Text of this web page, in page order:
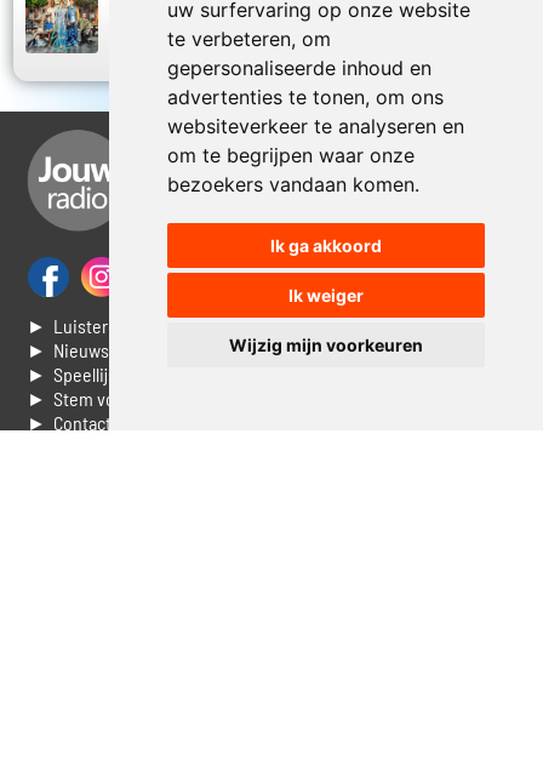
uw surfervaring op onze website
te verbeteren, om
gepersonaliseerde inhoud en
advertenties te tonen, om ons
websiteverkeer te analyseren en
om te begrijpen waar onze
bezoekers vandaan komen.
Ik ga akkoord
Ik weiger
Wijzig mijn voorkeuren
LikeMe Cast
Zondag
► Luisteren naar Jouwradio
► Nieuws
► Speellijst
► Stem voor de Dag top 3
► Contacteer ons